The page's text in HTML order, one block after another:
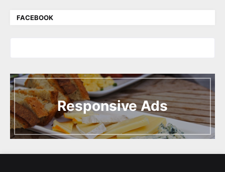
FACEBOOK
I
n
t
r
o
d
u
i
Responsive Ads